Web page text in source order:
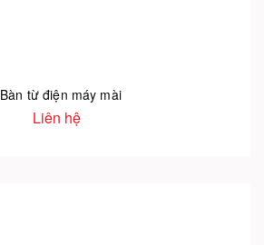
Bàn từ điện máy mài
Liên hệ